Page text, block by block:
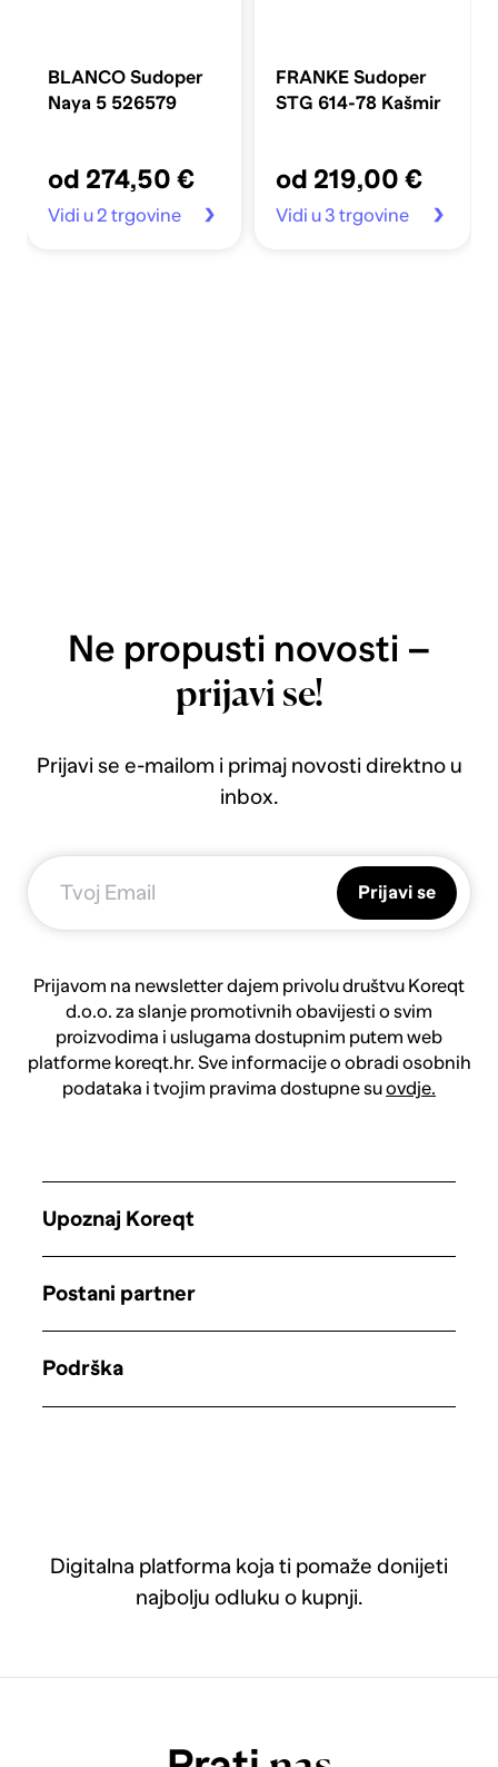
BLANCO Sudoper
Naya 5 526579
od 274,50 €
Vidi u 2 trgovine
FRANKE Sudoper
STG 614-78 Kašmir
od 219,00 €
Vidi u 3 trgovine
Ne propusti novosti –
prijavi se!
Prijavi se e-mailom i primaj novosti direktno u
inbox.
Prijavi se
Prijavom na newsletter dajem privolu društvu Koreqt
d.o.o. za slanje promotivnih obavijesti o svim
proizvodima i uslugama dostupnim putem web
platforme koreqt.hr. Sve informacije o obradi osobnih
podataka i tvojim pravima dostupne suovdje.
Digitalna platforma koja ti pomaže donijeti
najbolju odluku o kupnji.
Upoznaj Koreqt
Postani partner
Podrška